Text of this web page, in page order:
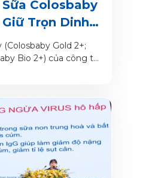
Colosbaby
Trọn Dinh
Gold 2+;
Bio 2+) của công ty
sản phẩm dinh
nhỏ.